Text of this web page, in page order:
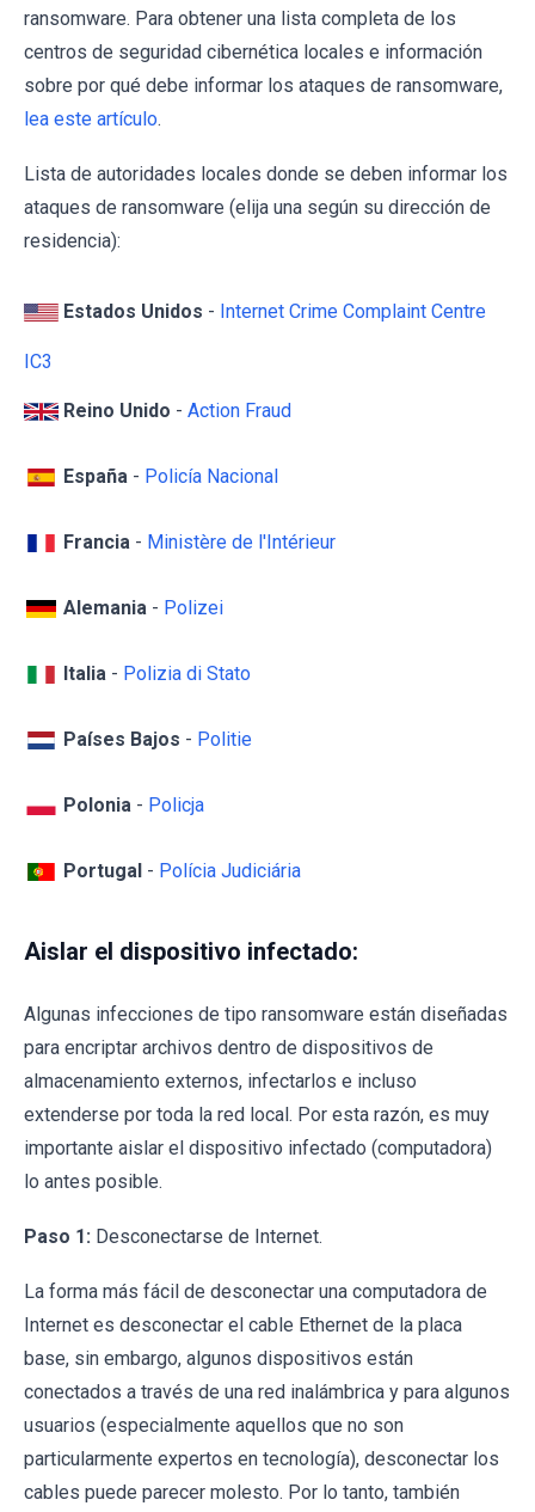
ransomware. Para obtener una lista completa de los
centros de seguridad cibernética locales e información
sobre por qué debe informar los ataques de ransomware,
lea este artículo.
Lista de autoridades locales donde se deben informar los
ataques de ransomware (elija una según su dirección de
residencia):
Estados Unidos - Internet Crime Complaint Centre
IC3
Reino Unido - Action Fraud
España - Policía Nacional
Francia - Ministère de l'Intérieur
Alemania - Polizei
Italia - Polizia di Stato
Países Bajos - Politie
Polonia - Policja
Portugal - Polícia Judiciária
Aislar el dispositivo infectado:
Algunas infecciones de tipo ransomware están diseñadas
para encriptar archivos dentro de dispositivos de
almacenamiento externos, infectarlos e incluso
extenderse por toda la red local. Por esta razón, es muy
importante aislar el dispositivo infectado (computadora)
lo antes posible.
Paso 1: Desconectarse de Internet.
La forma más fácil de desconectar una computadora de
Internet es desconectar el cable Ethernet de la placa
base, sin embargo, algunos dispositivos están
conectados a través de una red inalámbrica y para algunos
usuarios (especialmente aquellos que no son
particularmente expertos en tecnología), desconectar los
cables puede parecer molesto. Por lo tanto, también